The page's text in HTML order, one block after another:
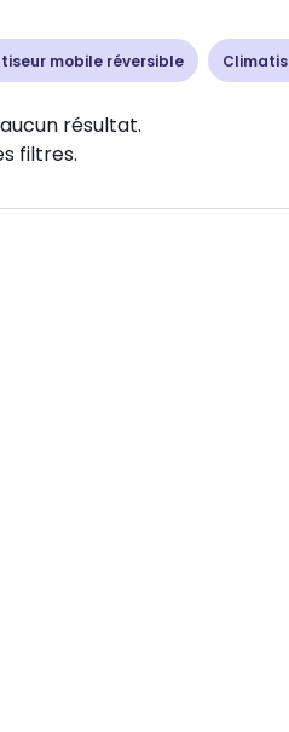
mobile réversible
résultat.
filtres.